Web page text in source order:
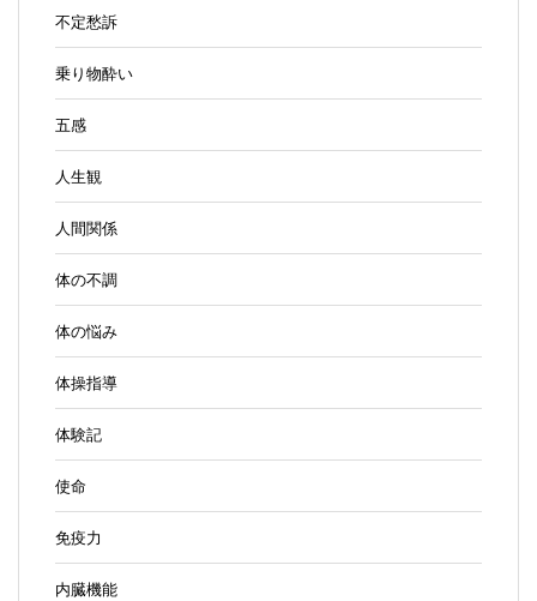
不定愁訴
乗り物酔い
五感
人生観
人間関係
体の不調
体の悩み
体操指導
体験記
使命
免疫力
内臓機能